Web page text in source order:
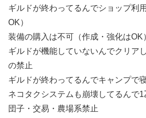
ギルドが終わってるんでショップ利
OK）
装備の購入は不可（作成・強化はOK
ギルドが機能していないんでクリア
の禁止
ギルドが終わってるんでキャンプで
ネコタクシステムも崩壊してるんで
団子・交易・農場系禁止